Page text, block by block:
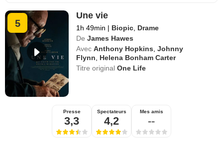
5
Une vie
1h 49min | Biopic Drame
De James Hawes
Avec Anthony Hopkins ,Johnny
Flynn
Helena Bonham Carter
Titre originalOne Life
Presse
3,3
Spectateurs
4,2
Mes amis
--